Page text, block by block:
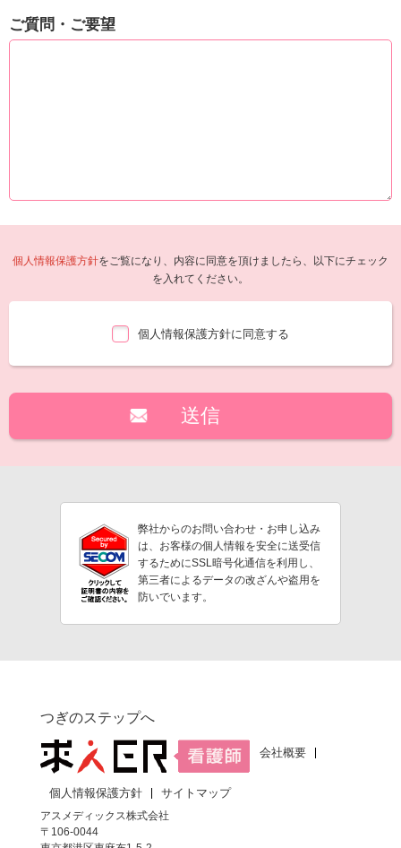
ご質問・ご要望
個人情報保護方針をご覧になり、内容に同意を頂けましたら、以下にチェック
を入れてください。
個人情報保護方針に同意する
弊社からのお問い合わせ・お申し込み
は、お客様の個人情報を安全に送受信
するためにSSL暗号化通信を利用し、
第三者によるデータの改ざんや盗用を
防いでいます。
つぎのステップへ
会社概要
個人情報保護方針
サイトマップ
アスメディックス株式会社
〒106-0044